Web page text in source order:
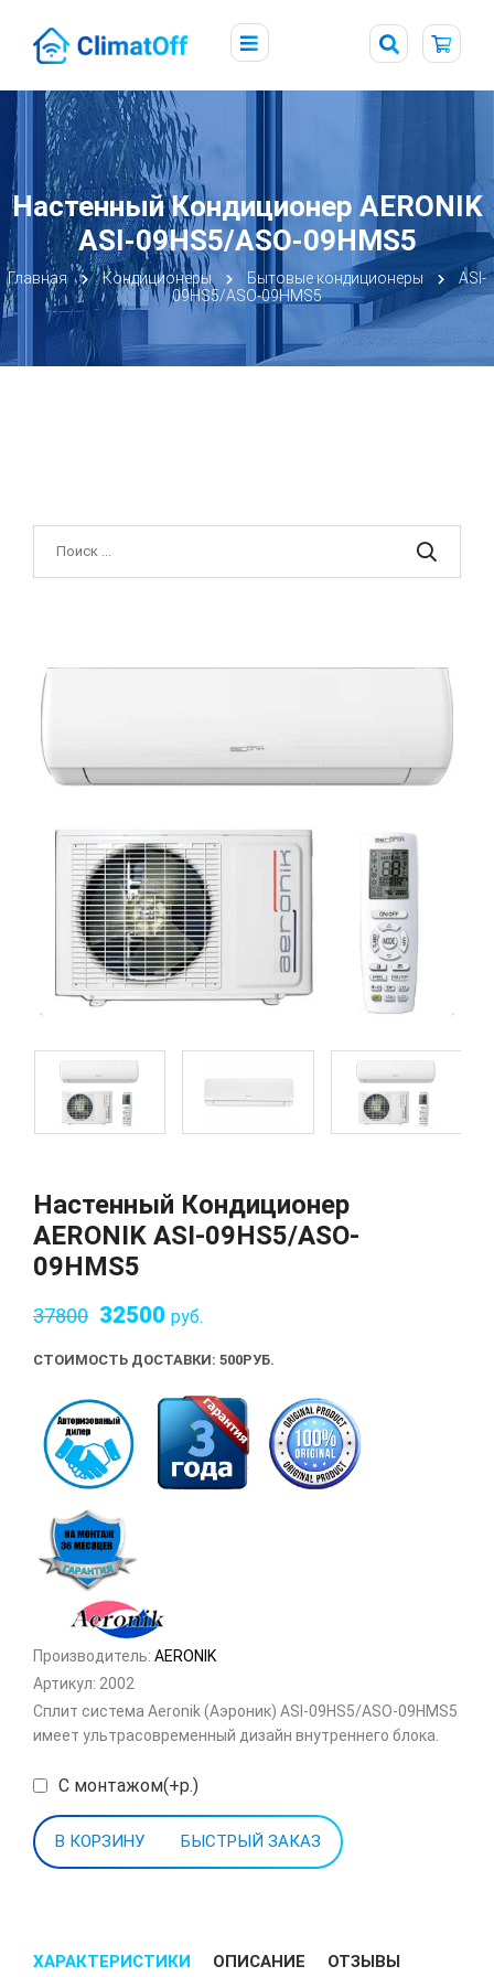
Настенный Кондиционер AERONIK
ASI-09HS5/ASO-09HMS5
Главная Кондиционеры Бытовые кондиционеры
ASI-
09HS5/ASO-09HMS5
Настенный Кондиционер
AERONIK ASI-09HS5/ASO-
09HMS5
37800 32500 руб.
СТОИМОСТЬ ДОСТАВКИ: 500РУБ.
Производитель: AERONIK
Артикул: 2002
Сплит система Aeronik (Аэроник) ASI-09HS5/ASO-09HMS5
имеет ультрасовременный дизайн внутреннего блока.
С монтажом(+р.)
БЫСТРЫЙ ЗАКАЗ
ХАРАКТЕРИСТИКИ ОПИСАНИЕ ОТЗЫВЫ